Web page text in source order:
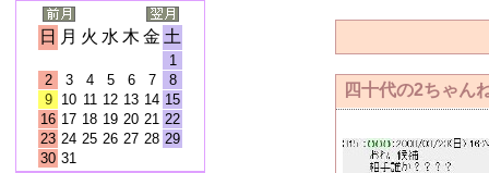
日 月 火 水 木 金 土
1
2
3 4 5 6 7
8
9
10 11 12 13 14 15
16 17 18 19 20 21 22
23 24 25 26 27 28 29
30 31
四十代の2ちゃん